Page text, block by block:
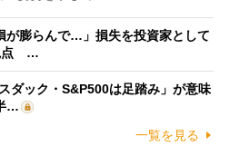
が膨らんで…」損失を投資家として
点 …
ダック・S&P500は足踏み」が意味
…
一覧を見る